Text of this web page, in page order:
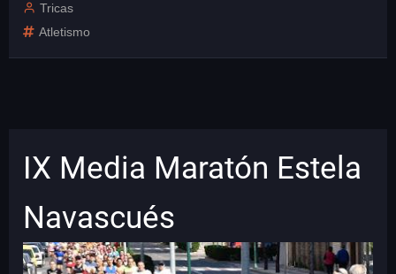
Tricas
Atletismo
IX Media Maratón Estela
Navascués